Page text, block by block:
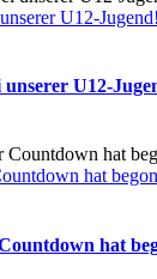
U12-Jugend!
U12-
hat
hat